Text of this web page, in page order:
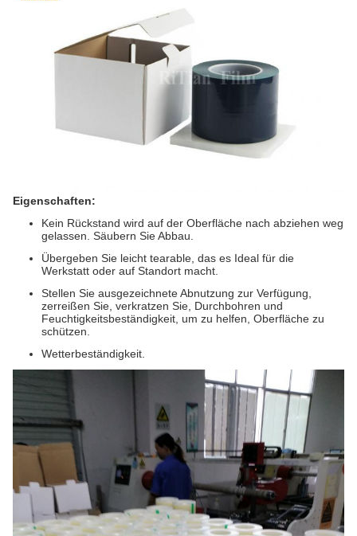
Eigenschaften:
Kein Rückstand wird auf der Oberfläche nach abziehen weg
gelassen. Säubern Sie Abbau.
Übergeben Sie leicht tearable, das es Ideal für die
Werkstatt oder auf Standort macht.
Stellen Sie ausgezeichnete Abnutzung zur Verfügung,
zerreißen Sie, verkratzen Sie, Durchbohren und
Feuchtigkeitsbeständigkeit, um zu helfen, Oberfläche zu
schützen.
Wetterbeständigkeit.